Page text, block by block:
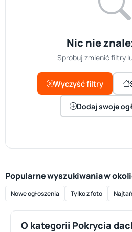
Nic nie
Spróbuj zmienić filtry
Wyczyść filtry
Dodaj swoje
Popularne wyszukiwania w
Nowe ogłoszenia Tylko z foto
O kategorii Pokrycia